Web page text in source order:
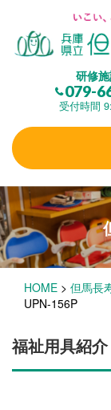
研修
079-
受付時間
但馬長寿の郷
(研修施設)
楽しむ
学 ぶ(健康福祉)
泊まる(宿泊)
施設・料金
HOME > 但馬長
UPN-156P
福祉用具紹介